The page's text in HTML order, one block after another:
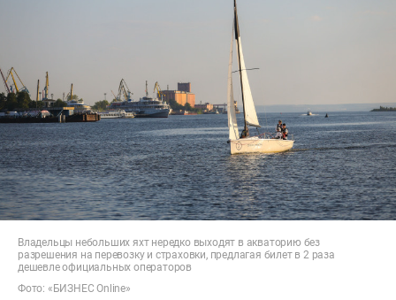
Владельцы небольших яхт нередко выходят в акваторию без
разрешения на перевозку и страховки, предлагая билет в 2 раза
дешевле официальных операторов
Фото: «БИЗНЕС Online»